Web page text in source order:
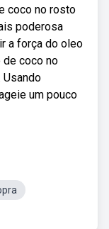
coco no rosto
poderosa
a força do oleo
de coco no
um pouco